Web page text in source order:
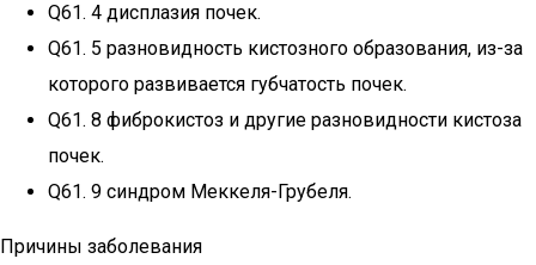
Q61. 4 дисплазия почек.
Q61. 5 разновидность кистозного образования, из-за
которого развивается губчатость почек.
Q61. 8 фиброкистоз и другие разновидности кистоза
почек.
Q61. 9 синдром Меккеля-Грубеля.
Причины заболевания